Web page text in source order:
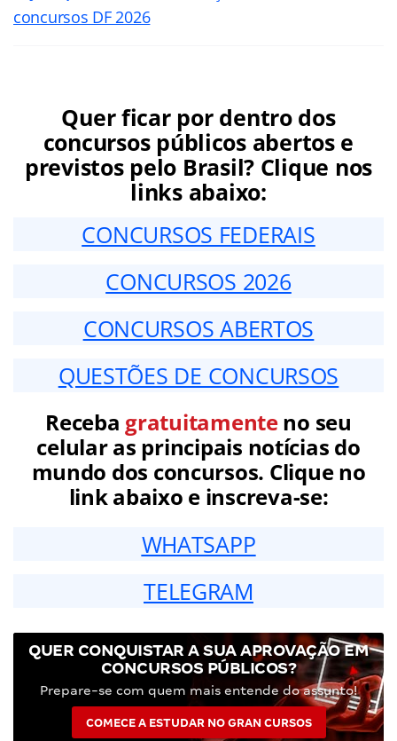
concursos DF 2026
Quer ficar por dentro dos
concursos públicos abertos e
previstos pelo Brasil? Clique nos
links abaixo:
CONCURSOS FEDERAIS
CONCURSOS 2026
CONCURSOS ABERTOS
QUESTÕES DE CONCURSOS
Receba gratuitamenteno seu
celular as principais notícias do
mundo dos concursos. Clique no
link abaixo e inscreva-se:
WHATSAPP
TELEGRAM
QUER CONQUISTAR A SUA APROVAÇÃO EM
CONCURSOS PÚBLICOS?
Prepare-se com quem mais entende do assunto!
COMECE A ESTUDAR NO GRAN CURSOS